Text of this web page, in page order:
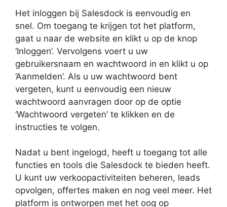
Het inloggen bij Salesdock is eenvoudig en
snel. Om toegang te krijgen tot het platform,
gaat u naar de website en klikt u op de knop
‘Inloggen’. Vervolgens voert u uw
gebruikersnaam en wachtwoord in en klikt u op
‘Aanmelden’. Als u uw wachtwoord bent
vergeten, kunt u eenvoudig een nieuw
wachtwoord aanvragen door op de optie
‘Wachtwoord vergeten’ te klikken en de
instructies te volgen.
Nadat u bent ingelogd, heeft u toegang tot alle
functies en tools die Salesdock te bieden heeft.
U kunt uw verkoopactiviteiten beheren, leads
opvolgen, offertes maken en nog veel meer. Het
platform is ontworpen met het oog op